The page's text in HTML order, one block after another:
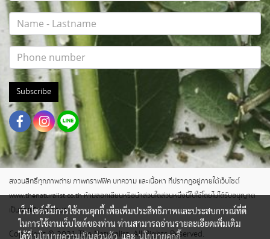
Subscribe
สงวนสิทธิ์ทุกภาพถ่าย ภาพกราฟฟิค บทความ และเนื้อหา ที่ปรากฎอยู่ภายใต้เว็บไซต์
www.thenaturalist.co.th ห้ามลอกเลียนหรือนำส่วนใดส่วนหนึ่งนี้ไปใช้โดยไม่ได้รับอนุญาต
เป็นลายลักษณ์อักษร
Copyright © 2021 The Naturalist. All Rights Reserved.
เว็บไซต์นี้มีการใช้งานคุกกี้ เพื่อเพิ่มประสิทธิภาพและประสบการณ์ที่ดี
ในการใช้งานเว็บไซต์ของท่าน ท่านสามารถอ่านรายละเอียดเพิ่มเติม
ได้ที่นโยบายความเป็นส่วนตัวและนโยบายคุกกี้